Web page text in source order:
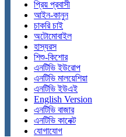
প্রিয় প্রবাসী
আইন-কানুন
চাকরি চাই
অটোমোবাইল
হাস্যরস
শিশু-কিশোর
এনটিভি ইউরোপ
এনটিভি মালয়েশিয়া
এনটিভি ইউএই
English Version
এনটিভি বাজার
এনটিভি কানেক্ট
যোগাযোগ